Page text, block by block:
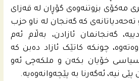
مەکۆی بزوتنەوەی گۆڕان لە قەزای
کە گەنجان لە ناو حزب
گەنجانمان ئازادن، بەڵام ئه‌م
چونکە کاتێک ئازاد ده‌بن كه‌
سیاسی خۆیان بكه‌ن و ملكه‌چى ئه‌و
پێى نیه‌، ئەگەرنا بە پێچەوانەوەیە.